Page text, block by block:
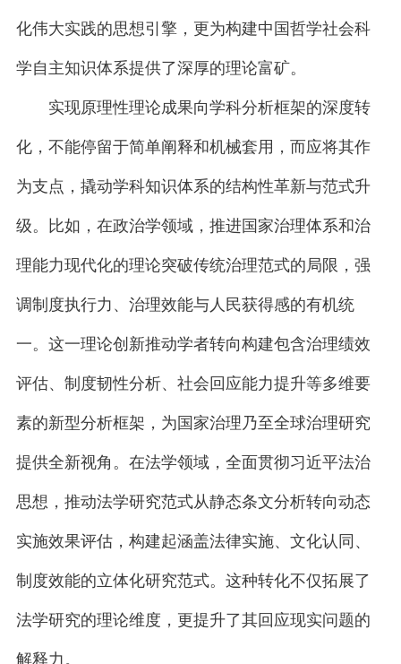
化伟大实践的思想引擎，更为构建中国哲学社会科
学自主知识体系提供了深厚的理论富矿。
实现原理性理论成果向学科分析框架的深度转
化，不能停留于简单阐释和机械套用，而应将其作
为支点，撬动学科知识体系的结构性革新与范式升
级。比如，在政治学领域，推进国家治理体系和治
理能力现代化的理论突破传统治理范式的局限，强
调制度执行力、治理效能与人民获得感的有机统
一。这一理论创新推动学者转向构建包含治理绩效
评估、制度韧性分析、社会回应能力提升等多维要
素的新型分析框架，为国家治理乃至全球治理研究
提供全新视角。在法学领域，全面贯彻习近平法治
思想，推动法学研究范式从静态条文分析转向动态
实施效果评估，构建起涵盖法律实施、文化认同、
制度效能的立体化研究范式。这种转化不仅拓展了
法学研究的理论维度，更提升了其回应现实问题的
解释力。